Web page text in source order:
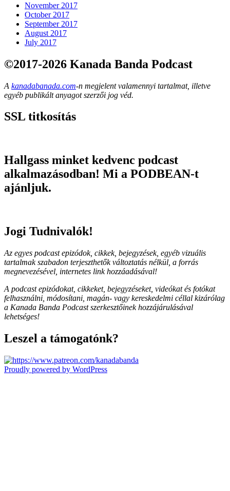
November 2017
October 2017
September 2017
August 2017
July 2017
©2017-2026 Kanada Banda Podcast
A kanadabanada.com-n megjelent valamennyi tartalmat, illetve
egyéb publikált anyagot szerzői jog véd.
SSL titkosítás
Hallgass minket kedvenc podcast
alkalmazásodban! Mi a PODBEAN-t
ajánljuk.
Jogi Tudnivalók!
Az egyes podcast epizódok, cikkek, bejegyzések, egyéb vizuális
tartalmak szabadon terjeszthetők változtatás nélkül, a forrás
megnevezésével, internetes link hozzáadásával!
A podcast epizódokat, cikkeket, bejegyzéseket, videókat és fotókat
felhasználni, módosítani, magán- vagy kereskedelmi céllal kizárólag
a Kanada Banda Podcast szerkesztőinek hozzájárulásával
lehetséges!
Leszel a támogatónk?
Proudly powered by WordPress